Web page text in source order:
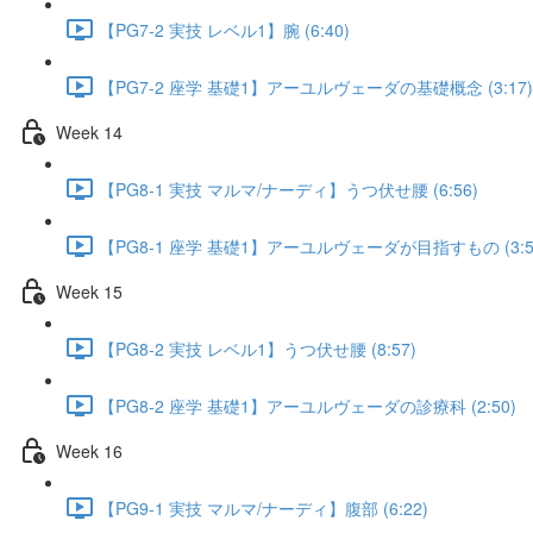
【PG7-2 実技 レベル1】腕 (6:40)
【PG7-2 座学 基礎1】アーユルヴェーダの基礎概念 (3:17)
Week 14
【PG8-1 実技 マルマ/ナーディ】うつ伏せ腰 (6:56)
【PG8-1 座学 基礎1】アーユルヴェーダが目指すもの
Week 15
【PG8-2 実技 レベル1】うつ伏せ腰 (8:57)
【PG8-2 座学 基礎1】アーユルヴェーダの診療科 (2:50)
Week 16
【PG9-1 実技 マルマ/ナーディ】腹部 (6:22)